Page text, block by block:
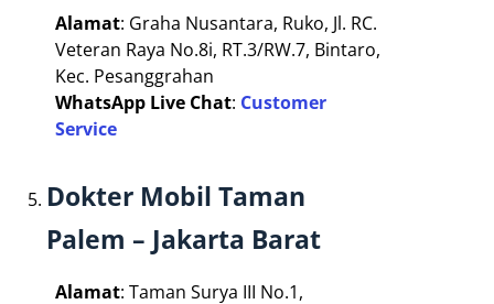
Alamat: Graha Nusantara, Ruko, Jl. RC.
Veteran Raya No.8i, RT.3/RW.7, Bintaro,
Kec. Pesanggrahan
WhatsApp Live Chat: Customer
Service
Dokter Mobil Taman
Palem – Jakarta Barat
Alamat: Taman Surya III No.1,